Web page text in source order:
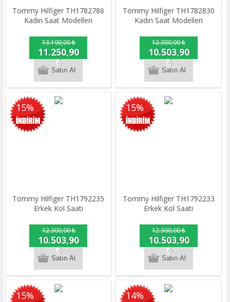
Tommy Hilfiger TH1782786
Kadın Saat Modelleri
13.190,00 ₺
11.250,90
₺
Tommy Hilfiger TH1782830
Kadın Saat Modelleri
12.300,00 ₺
10.503,90
₺
15%
Tommy Hilfiger TH1792235
Erkek Kol Saati
12.300,00 ₺
10.503,90
₺
15%
Tommy Hilfiger TH1792233
Erkek Kol Saati
12.300,00 ₺
10.503,90
₺
15% 14%